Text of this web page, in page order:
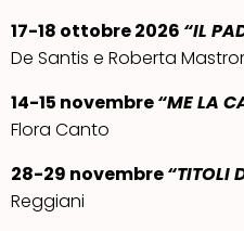
17-18 ottobre 2026 “IL
De Santis e Roberta
14-15 novembre“ME LA
Flora Canto
28-29 novembre“TITOLI
Reggiani